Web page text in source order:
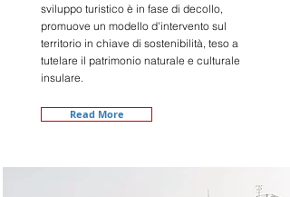
sviluppo turistico è in fase di decollo,
promuove un modello d'intervento sul
territorio in chiave di sostenibilità, teso a
tutelare il patrimonio naturale e culturale
insulare.
Read More